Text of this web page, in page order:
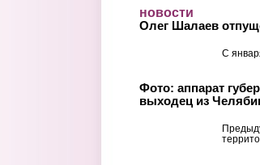
новости
Олег Шалаев
С
Фото: аппарат
выходец из